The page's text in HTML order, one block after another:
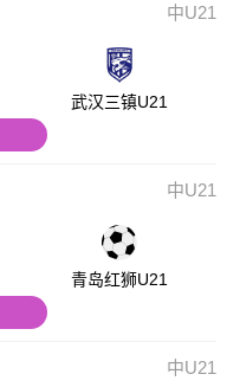
中U21
武汉三镇U21
中U21
青岛红狮U21
中U21